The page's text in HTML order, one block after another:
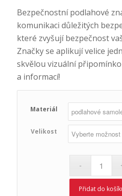
Bezpečnostní podlahové
komunikaci důležitých
které zvyšují bezpečnost
Značky se aplikují velice
skvělou vizuální
a informací!
Materiál
Velikost
Přidat do